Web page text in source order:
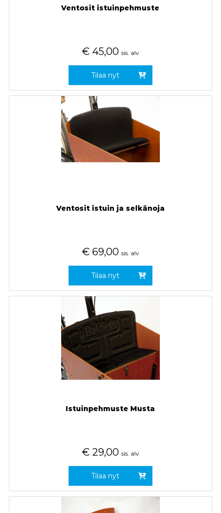
Ventosit istuinpehmuste
€ 45,00 sis. alv
Tilaa nyt
Ventosit istuin ja selkänoja
€ 69,00 sis. alv
Tilaa nyt
Istuinpehmuste Musta
€ 29,00 sis. alv
Tilaa nyt